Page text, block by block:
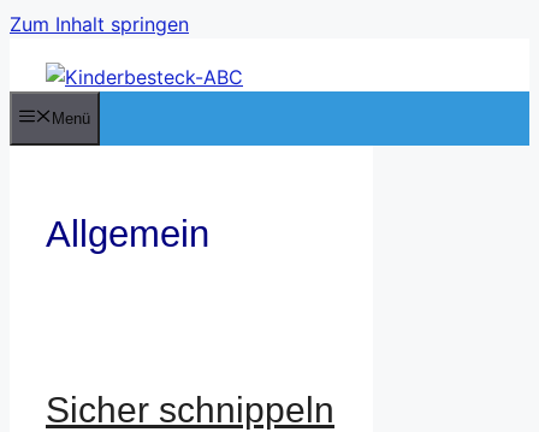
Zum Inhalt springen
Menü
Allgemein
Sicher schnippeln